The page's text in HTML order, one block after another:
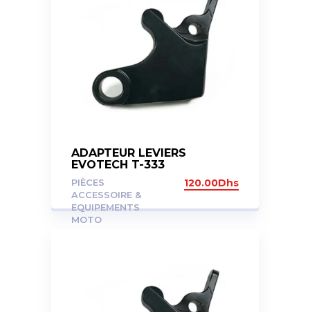
ADAPTEUR LEVIERS
EVOTECH T-333
PIÈCES
ACCESSOIRE &
EQUIPEMENTS
MOTO
120.00Dhs